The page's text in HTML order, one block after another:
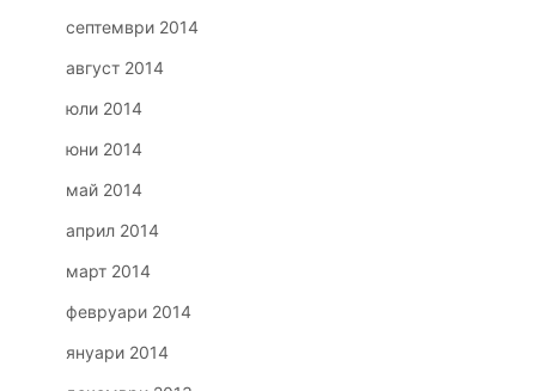
септември 2014
август 2014
юли 2014
юни 2014
май 2014
април 2014
март 2014
февруари 2014
януари 2014